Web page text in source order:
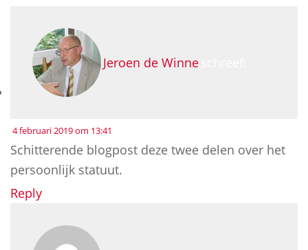
Jeroen de Winne
4 februari 2019 om 13:41
Schitterende blogpost deze twee delen over het
persoonlijk statuut.
Reply